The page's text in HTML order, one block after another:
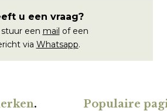
u een vraag?
stuur een mail of een
via Whatsapp.
. Populaire